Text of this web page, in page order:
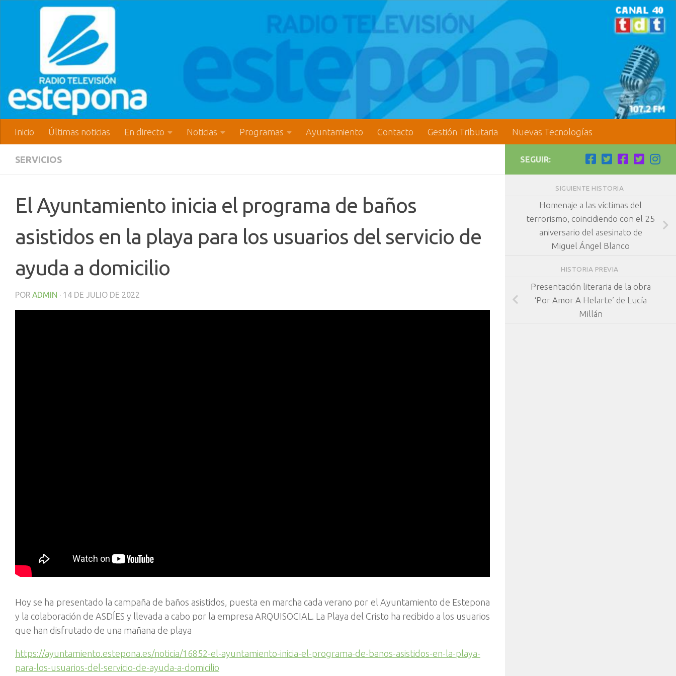
Inicio Últimas noticias En directo Noticias Programas Ayuntamiento Contacto Gestión Tributaria Nuevas Tecnologías
SERVICIOS
El Ayuntamiento inicia el programa de baños
asistidos en la playa para los usuarios del servicio de
ayuda a domicilio
POR ADMIN · 14 DE JULIO DE 2022
Hoy se ha presentado la campaña de baños asistidos, puesta en marcha cada verano por el Ayuntamiento de Estepona
y la colaboración de ASDÍES y llevada a cabo por la empresa ARQUISOCIAL. La Playa del Cristo ha recibido a los usuarios
que han disfrutado de una mañana de playa
https://ayuntamiento.estepona.es/noticia/16852-el-ayuntamiento-inicia-el-programa-de-banos-asistidos-en-la-playa-
para-los-usuarios-del-servicio-de-ayuda-a-domicilio
SEGUIR:
SIGUIENTE HISTORIA
Homenaje a las víctimas del
terrorismo, coincidiendo con el 25
aniversario del asesinato de
Miguel Ángel Blanco
HISTORIA PREVIA
Presentación literaria de la obra
‘Por Amor A Helarte’ de Lucía
Millán